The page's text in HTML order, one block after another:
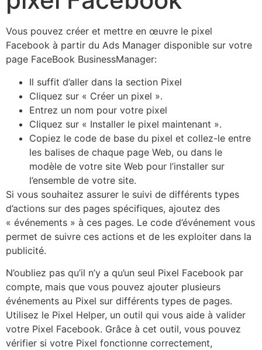
Vous pouvez créer et mettre en œuvre le pixel
Facebook à partir du Ads Manager disponible sur votre
page FaceBook BusinessManager:
Il suffit d’aller dans la section Pixel
Cliquez sur « Créer un pixel ».
Entrez un nom pour votre pixel
Cliquez sur « Installer le pixel maintenant ».
Copiez le code de base du pixel et collez-le entre
les balises de chaque page Web, ou dans le
modèle de votre site Web pour l’installer sur
l’ensemble de votre site.
Si vous souhaitez assurer le suivi de différents types
d’actions sur des pages spécifiques, ajoutez des
« événements » à ces pages. Le code d’événement vous
permet de suivre ces actions et de les exploiter dans la
publicité.
N’oubliez pas qu’il n’y a qu’un seul Pixel Facebook par
compte, mais que vous pouvez ajouter plusieurs
événements au Pixel sur différents types de pages.
Utilisez le Pixel Helper, un outil qui vous aide à valider
votre Pixel Facebook. Grâce à cet outil, vous pouvez
vérifier si votre Pixel fonctionne correctement,